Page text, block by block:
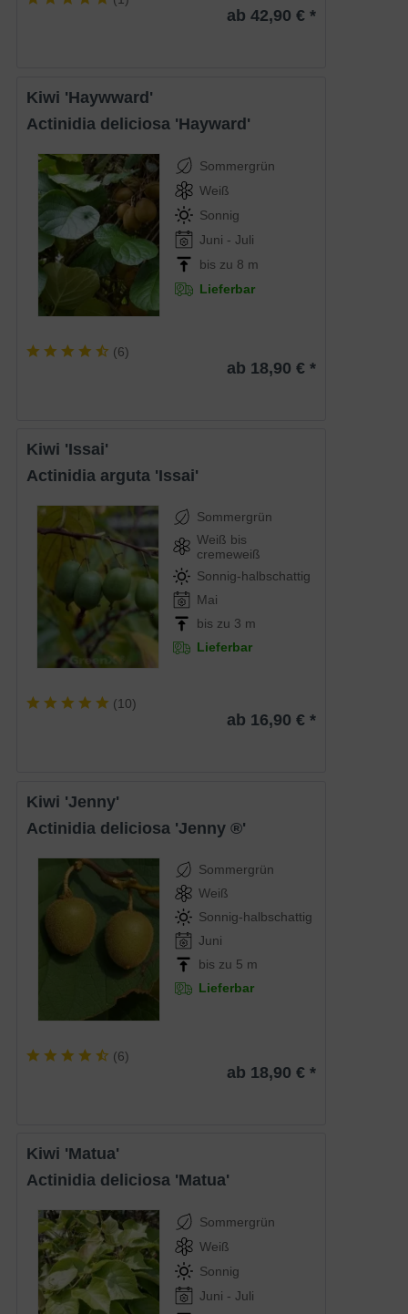
ab 42,90 € *
Kiwi 'Haywward'
Actinidia deliciosa 'Hayward'
Sommergrün
Weiß
Sonnig
Juni - Juli
bis zu 8 m
Lieferbar
(6)
ab 18,90 € *
Kiwi 'Issai'
Actinidia arguta 'Issai'
Sommergrün
Weiß bis
cremeweiß
Sonnig-halbschattig
Mai
bis zu 3 m
Lieferbar
(10)
ab 16,90 € *
Kiwi 'Jenny'
Actinidia deliciosa 'Jenny ®'
Sommergrün
Weiß
Sonnig-halbschattig
Juni
bis zu 5 m
Lieferbar
(6)
ab 18,90 € *
Kiwi 'Matua'
Actinidia deliciosa 'Matua'
Sommergrün
Weiß
Sonnig
Juni - Juli